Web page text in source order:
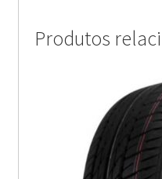
Produtos